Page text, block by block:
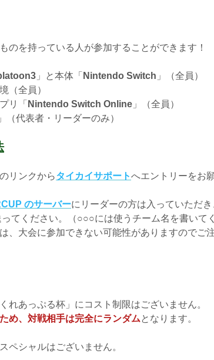
のを持っている人が参加することができます！
」と本体「 Nintendo Switch 」（全員）
（全員）
リ「 Nintendo Switch Online 」（全員）
」（代表者・リーダーのみ）
リンクからタイカイサポートへエントリーをお
のサーバーにリーダーの方は入っていただき
ってください。（○○○には使うチーム名を書いて
、大会に参加できない可能性がありますのでご
れあっぷる杯」にコスト制限はございません。
め、対戦相手は完全にランダムとなります。
ペシャルはございません。